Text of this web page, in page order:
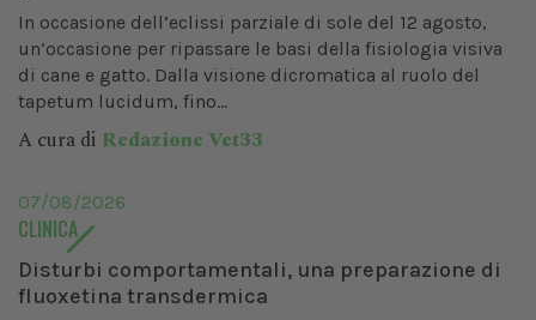
In occasione dell’eclissi parziale di sole del 12 agosto,
un’occasione per ripassare le basi della fisiologia visiva
di cane e gatto. Dalla visione dicromatica al ruolo del
tapetum lucidum, fino...
A cura di Redazione Vet33
07/08/2026
CLINICA
Disturbi comportamentali, una preparazione di
fluoxetina transdermica